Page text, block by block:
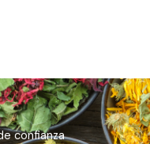
confianza